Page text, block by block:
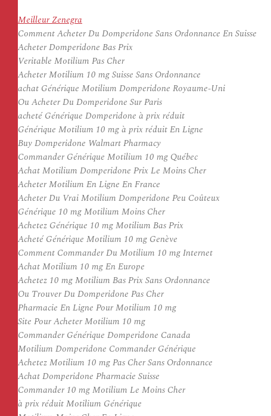
Meilleur Zenegra
Comment Acheter Du Domperidone Sans Ordonnance En Suisse
Acheter Domperidone Bas Prix
Veritable Motilium Pas Cher
Acheter Motilium 10 mg Suisse Sans Ordonnance
achat Générique Motilium Domperidone Royaume-Uni
Ou Acheter Du Domperidone Sur Paris
acheté Générique Domperidone à prix réduit
Générique Motilium 10 mg à prix réduit En Ligne
Buy Domperidone Walmart Pharmacy
Commander Générique Motilium 10 mg Québec
Achat Motilium Domperidone Prix Le Moins Cher
Acheter Motilium En Ligne En France
Acheter Du Vrai Motilium Domperidone Peu Coûteux
Générique 10 mg Motilium Moins Cher
Achetez Générique 10 mg Motilium Bas Prix
Acheté Générique Motilium 10 mg Genève
Comment Commander Du Motilium 10 mg Internet
Achat Motilium 10 mg En Europe
Achetez 10 mg Motilium Bas Prix Sans Ordonnance
Ou Trouver Du Domperidone Pas Cher
Pharmacie En Ligne Pour Motilium 10 mg
Site Pour Acheter Motilium 10 mg
Commander Générique Domperidone Canada
Motilium Domperidone Commander Générique
Achetez Motilium 10 mg Pas Cher Sans Ordonnance
Achat Domperidone Pharmacie Suisse
Commander 10 mg Motilium Le Moins Cher
à prix réduit Motilium Générique